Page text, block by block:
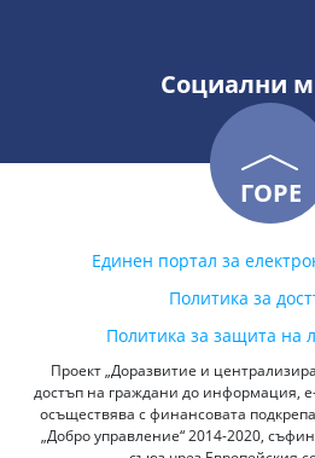
Социални
ГОРЕ
Единен портал за
Политика за
Политика за защита на
Проект „Доразвитие и
достъп на граждани до информация,
осъществява с финансовата
„Добро управление“ 2014-2020,